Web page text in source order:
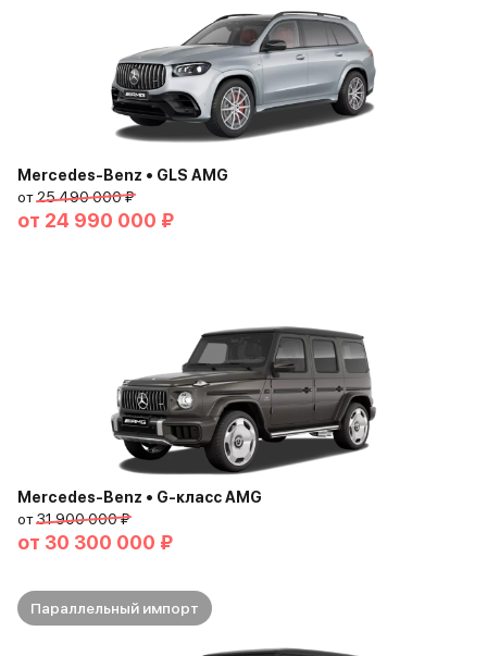
Mercedes-Benz • GLS AMG
от25 490 000 ₽
от 24 990 000 ₽
Mercedes-Benz • G-класс AMG
от31 900 000 ₽
от 30 300 000 ₽
Параллельный импорт